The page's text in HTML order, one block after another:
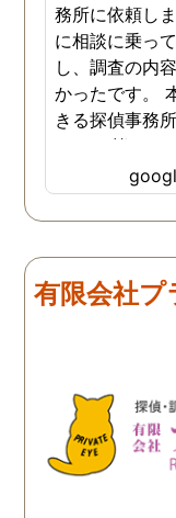
務所に依頼し
に相談に乗っ
し、調査の内
かったです。
きる探偵事務
した。 皆さん
めしたいと思
有限会社プ